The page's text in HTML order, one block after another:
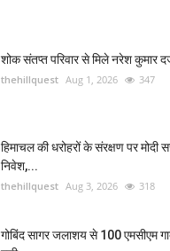
शोक संतप्त परिवार से मिले नरेश कुमार
thehillquest Aug 1, 2026 347
हिमाचल की धरोहरों के संरक्षण पर मोदी
निवेश,...
thehillquest Aug 3, 2026 318
गोबिंद सागर जलाशय से 100 एमसीएम